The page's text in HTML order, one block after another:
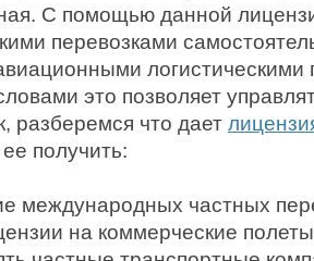
С помощью данной
перевозками
логистическими
это позволяет
разберемся что дает
получить:
международных частных
на коммерческие